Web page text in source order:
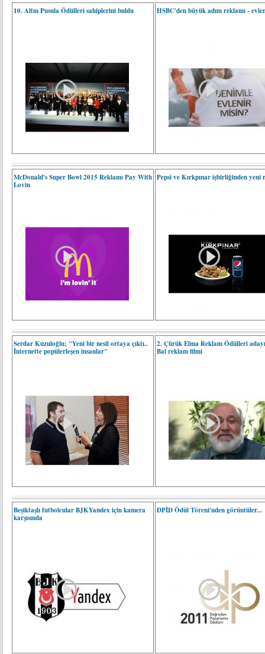
10. Altın Pusula Ödülleri sahiplerini buldu HSBC'den büyük adım reklamı -
McDonald's Super Bowl 2015 Reklamı Pay With
Lovin
Pepsi ve Kırkpınar işbirliğinden yeni
Serdar Kuzuloğlu; "Yeni bir nesil ortaya çıktı..
İnternette popülerleşen insanlar"
2. Çürük Elma Reklam Ödülleri
Bal reklam filmi
Beşiktaşlı futbolcular BJKYandex için kamera
karşısında
DPİD Ödül Töreni'nden görüntüler...